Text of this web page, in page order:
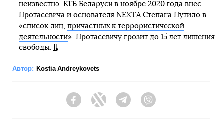
неизвестно. КГБ Беларуси в ноябре 2020 года внес
Протасевича и основателя NEXTA Степана Путило в
«список лиц, причастных к террористической
деятельности». Протасевичу грозит до 15 лет лишения
свободы.
Автор: Kostia Andreykovets
FacebookTwitter Telegram